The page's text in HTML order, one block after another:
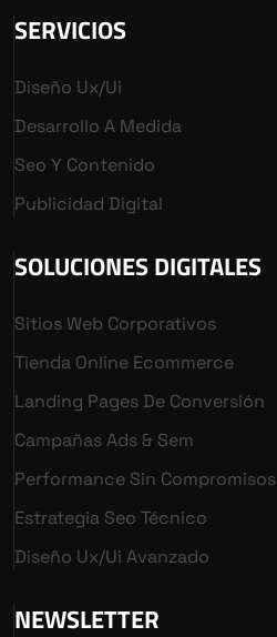
SERVICIOS
Diseño Ux/ui
Desarrollo A Medida
Seo Y Contenido
Publicidad Digital
SOLUCIONES DIGITALES
Sitios Web Corporativos
Tienda Online Ecommerce
Landing Pages De Conversión
Campañas Ads & Sem
Performance Sin Compromisos
Estrategia Seo Técnico
Diseño Ux/ui Avanzado
NEWSLETTER